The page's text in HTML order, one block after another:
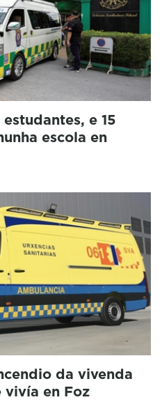
e 15
escola en
da vivenda
vivía en Foz